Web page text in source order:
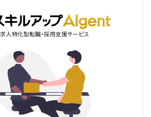
AIgent
人特化型転職・採用支援サービス